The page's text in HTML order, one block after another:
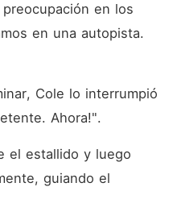
en los
en una autopista.
Cole lo interrumpió
Ahora!".
el estallido y luego
guiando el